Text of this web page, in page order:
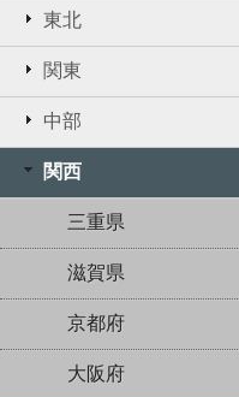
東北
関東
中部
関西
三重県
滋賀県
京都府
大阪府